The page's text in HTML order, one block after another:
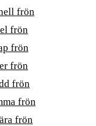
frön
frön
frön
frön
frön
frön
frön